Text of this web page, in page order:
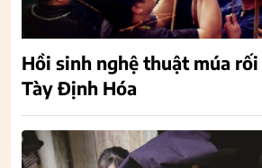
Hồi sinh nghệ thuật múa rối
Tày Định Hóa